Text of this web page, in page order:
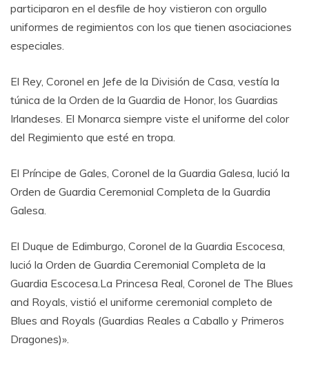
participaron en el desfile de hoy vistieron con orgullo
uniformes de regimientos con los que tienen asociaciones
especiales.
El Rey, Coronel en Jefe de la División de Casa, vestía la
túnica de la Orden de la Guardia de Honor, los Guardias
Irlandeses. El Monarca siempre viste el uniforme del color
del Regimiento que esté en tropa.
El Príncipe de Gales, Coronel de la Guardia Galesa, lució la
Orden de Guardia Ceremonial Completa de la Guardia
Galesa.
El Duque de Edimburgo, Coronel de la Guardia Escocesa,
lució la Orden de Guardia Ceremonial Completa de la
Guardia Escocesa.La Princesa Real, Coronel de The Blues
and Royals, vistió el uniforme ceremonial completo de
Blues and Royals (Guardias Reales a Caballo y Primeros
Dragones)».